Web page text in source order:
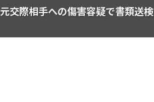
交際相手への傷害容疑で書類送検